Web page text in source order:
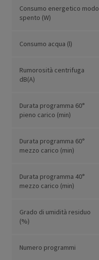
Consumo energetico modo
spento (W)
Consumo acqua (l)
Rumorosità centrifuga
dB(A)
Durata programma 60°
pieno carico (min)
Durata programma 60°
mezzo carico (min)
Durata programma 40°
mezzo carico (min)
Grado di umidità residuo
(%)
Numero programmi